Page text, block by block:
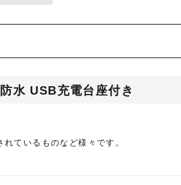
水 USB充電台座付き
ているものなど様々です。